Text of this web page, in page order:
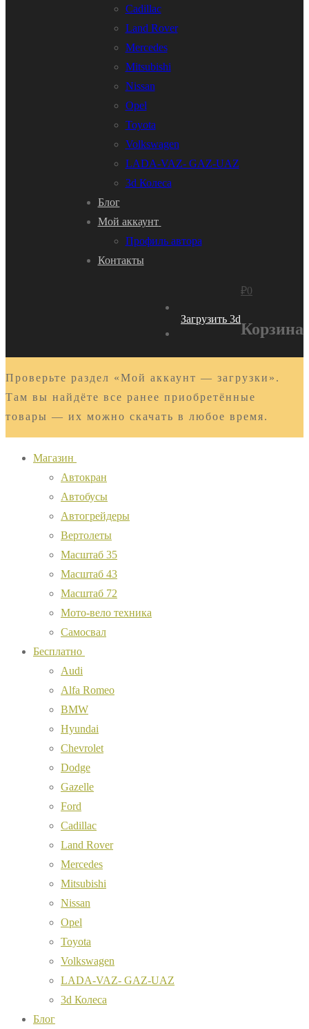
Cadillac
Land Rover
Mercedes
Mitsubishi
Nissan
Opel
Toyota
Volkswagen
LADA-VAZ- GAZ-UAZ
3d Колеса
Блог
Мой аккаунт
Профиль автора
Контакты
Загрузить 3d
₽0
Корзина
Проверьте раздел «Мой аккаунт — загрузки».
Там вы найдёте все ранее приобретённые
товары — их можно скачать в любое время.
Магазин
Автокран
Автобусы
Автогрейдеры
Вертолеты
Масштаб 35
Масштаб 43
Масштаб 72
Мото-вело техника
Самосвал
Бесплатно
Audi
Alfa Romeo
BMW
Hyundai
Chevrolet
Dodge
Gazelle
Ford
Cadillac
Land Rover
Mercedes
Mitsubishi
Nissan
Opel
Toyota
Volkswagen
LADA-VAZ- GAZ-UAZ
3d Колеса
Блог